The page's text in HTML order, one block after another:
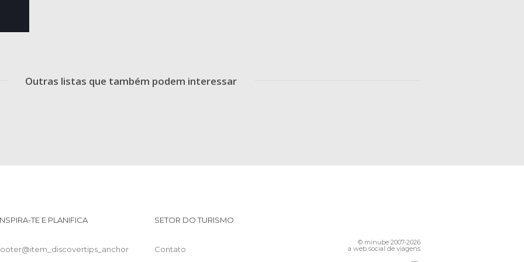
Outras listas que também podem interessar
TE E PLANIFICA SETOR DO TURISMO
Contato
© minube 2007-2026
a web social de viagens